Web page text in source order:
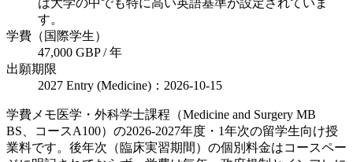
す。
学費（国際学生）
47,000 GBP / 年
出願期限
2027 Entry (Medicine)：2026-10-15
学費メモ医学・外科学士課程（Medicine and Surgery MB
BS、コースA100）の2026-2027年度・1年次の留学生向け授
業料です。後年次（臨床実習期間）の個別料金はコースペー